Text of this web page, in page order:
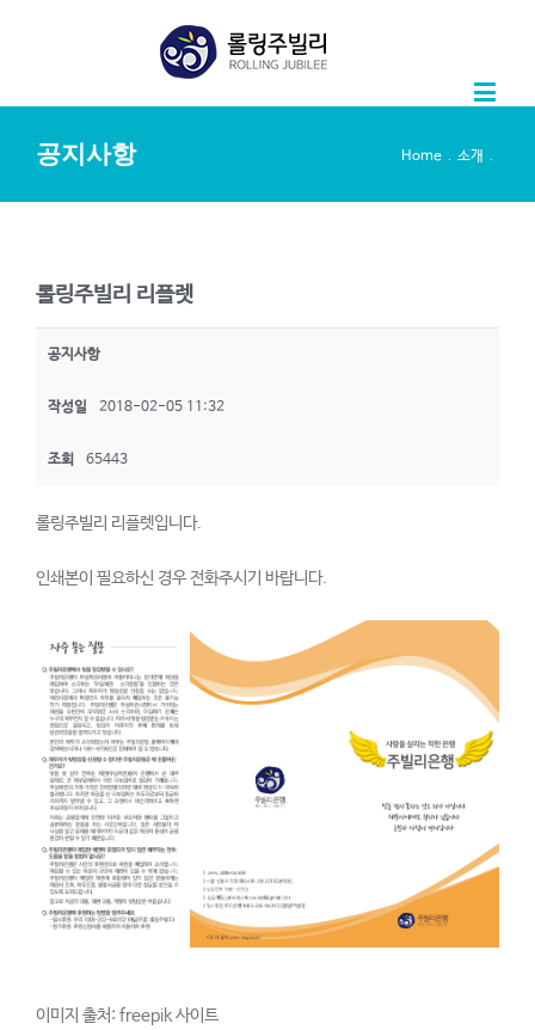
공지사항 Home 소개
롤링주빌리 리플렛
공지사항
작성일 2018-02-05 11:32
조회 65443
롤링주빌리 리플렛입니다.
인쇄본이 필요하신 경우 전화주시기 바랍니다.
이미지 출처: freepik 사이트